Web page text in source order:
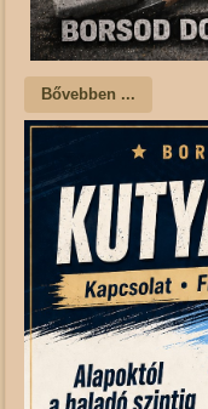
Bővebben ...